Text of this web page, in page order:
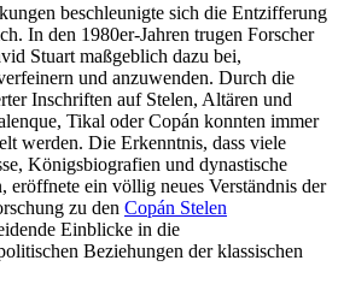
beschleunigte sich die Entzifferung
In den 1980er-Jahren trugen Forscher
Stuart maßgeblich dazu bei,
und anzuwenden. Durch die
Inschriften auf Stelen, Altären und
Tikal oder Copán konnten immer
werden. Die Erkenntnis, dass viele
Königsbiografien und dynastische
eröffnete ein völlig neues Verständnis der
zu den Copán Stelen
Einblicke in die
Beziehungen der klassischen